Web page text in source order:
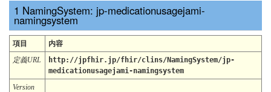
NamingSystem: jp-medicationusagejami-
namingsystem
項目
内容
定義URL
http://jpfhir.jp/fhir/clins/NamingSystem/jp-
medicationusagejami-namingsystem
Version